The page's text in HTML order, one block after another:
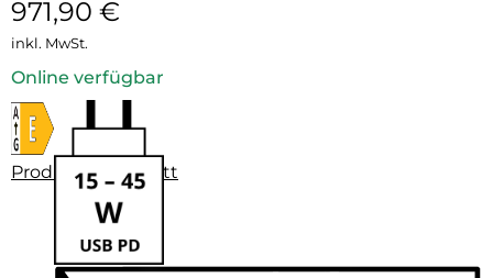
971,90 €
inkl. MwSt.
Online verfügbar
Produktdatenblatt